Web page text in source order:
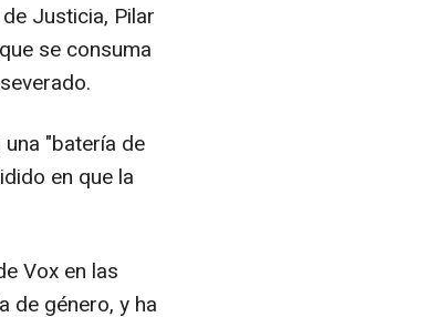
Justicia, Pilar
se consuma
"batería de
en que la
Vox en las
de género, y ha